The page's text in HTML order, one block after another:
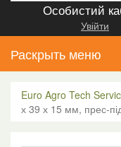
Особистий
Увійти
Раскрыть меню
Euro Agro Tech
х 39 х 15 мм, прес-